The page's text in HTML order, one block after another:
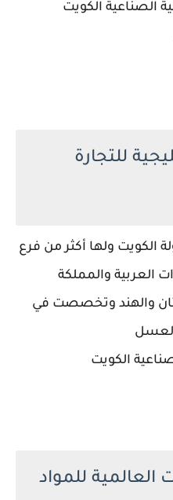
الصناعية الكويت
للتجارة
عام 1991 في دولة الكويت ولها أكثر من فرع
العربية والمملكة
والهند وتخصصت في
العالمية للمواد